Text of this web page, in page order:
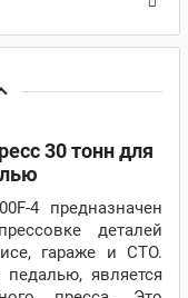
30 тонн для
4 предназначен
деталей
гараже и СТО.
является